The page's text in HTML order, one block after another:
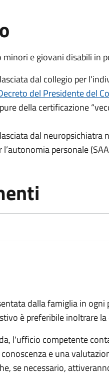
e giovani disabili in
dal collegio per
del Presidente del
della certificazione
dal neuropsichiatra
personale
dalla famiglia in
è preferibile inoltrare
l'ufficio competente
e una
se necessario,